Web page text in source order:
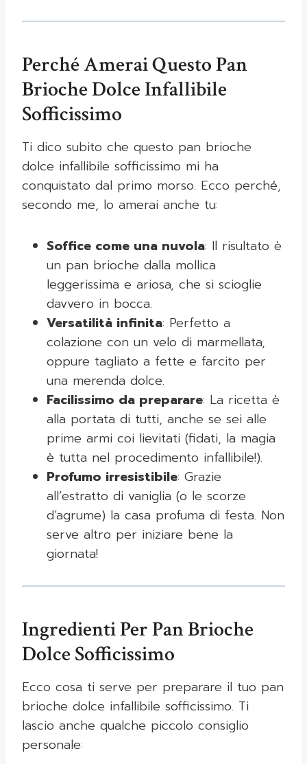
Perché Amerai Questo Pan
Brioche Dolce Infallibile
Sofficissimo
Ti dico subito che questo pan brioche
dolce infallibile sofficissimo mi ha
conquistato dal primo morso. Ecco perché,
secondo me, lo amerai anche tu:
Soffice come una nuvola: Il risultato è
un pan brioche dalla mollica
leggerissima e ariosa, che si scioglie
davvero in bocca.
Versatilità infinita: Perfetto a
colazione con un velo di marmellata,
oppure tagliato a fette e farcito per
una merenda dolce.
Facilissimo da preparare: La ricetta è
alla portata di tutti, anche se sei alle
prime armi coi lievitati (fidati, la magia
è tutta nel procedimento infallibile!).
Profumo irresistibile: Grazie
all’estratto di vaniglia (o le scorze
d’agrume) la casa profuma di festa. Non
serve altro per iniziare bene la
giornata!
Ingredienti Per Pan Brioche
Dolce Sofficissimo
Ecco cosa ti serve per preparare il tuo pan
brioche dolce infallibile sofficissimo. Ti
lascio anche qualche piccolo consiglio
personale: